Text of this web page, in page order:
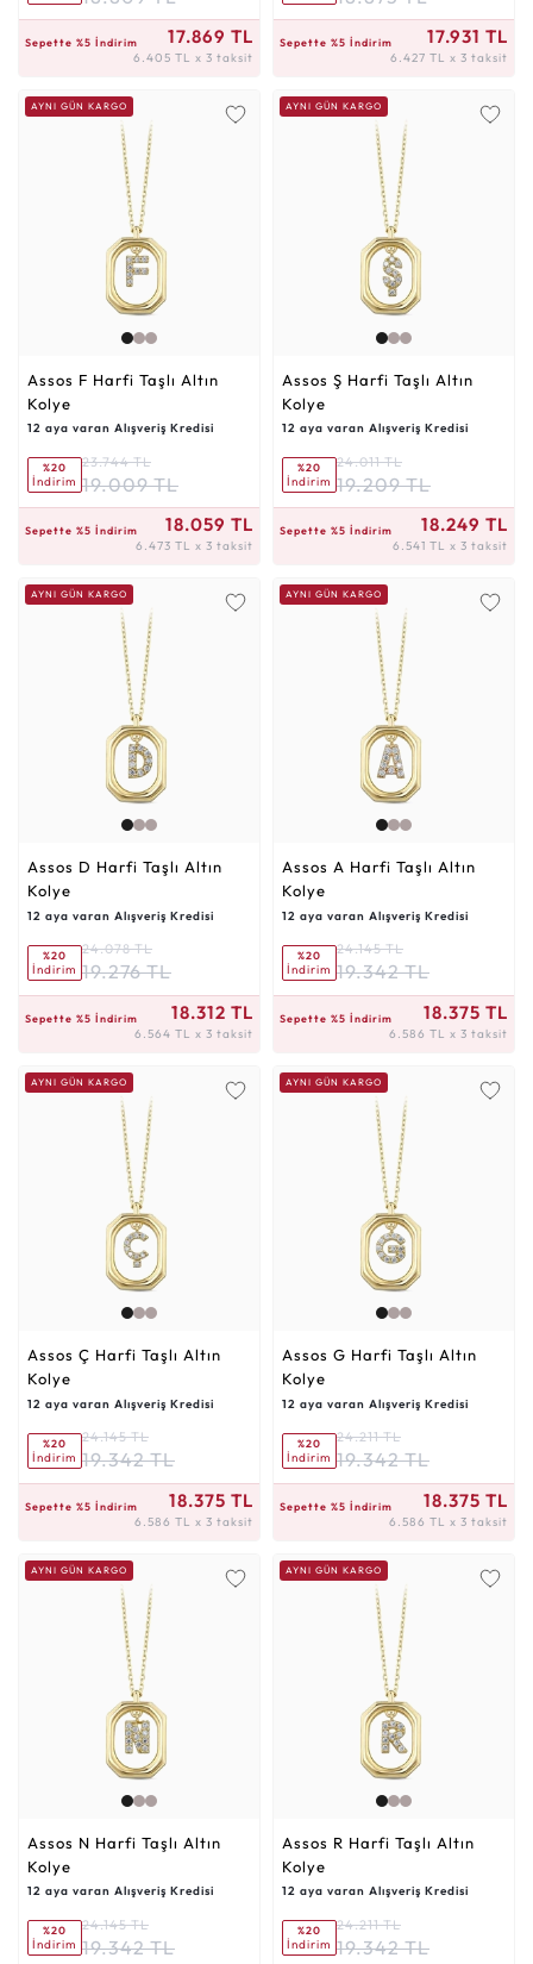
Sepette %5 İndirim 17.869 TL
6.405 TL x 3 taksit
Sepette %5 İndirim 17.931 TL
6.427 TL x 3 taksit
AYNI GÜN KARGO
Assos F Harfi Taşlı Altın
Kolye
12 aya varan Alışveriş Kredisi
%20
İndirim
23.744 TL
19.009 TL
Sepette %5 İndirim 18.059 TL
6.473 TL x 3 taksit
AYNI GÜN KARGO
Assos Ş Harfi Taşlı Altın
Kolye
12 aya varan Alışveriş Kredisi
%20
İndirim
24.011 TL
19.209 TL
Sepette %5 İndirim 18.249 TL
6.541 TL x 3 taksit
AYNI GÜN KARGO
Assos D Harfi Taşlı Altın
Kolye
12 aya varan Alışveriş Kredisi
%20
İndirim
24.078 TL
19.276 TL
Sepette %5 İndirim 18.312 TL
6.564 TL x 3 taksit
AYNI GÜN KARGO
Assos A Harfi Taşlı Altın
Kolye
12 aya varan Alışveriş Kredisi
%20
İndirim
24.145 TL
19.342 TL
Sepette %5 İndirim 18.375 TL
6.586 TL x 3 taksit
AYNI GÜN KARGO
Assos Ç Harfi Taşlı Altın
Kolye
12 aya varan Alışveriş Kredisi
%20
İndirim
24.145 TL
19.342 TL
Sepette %5 İndirim 18.375 TL
6.586 TL x 3 taksit
AYNI GÜN KARGO
Assos G Harfi Taşlı Altın
Kolye
12 aya varan Alışveriş Kredisi
%20
İndirim
24.211 TL
19.342 TL
Sepette %5 İndirim 18.375 TL
6.586 TL x 3 taksit
AYNI GÜN KARGO
Assos N Harfi Taşlı Altın
Kolye
12 aya varan Alışveriş Kredisi
%20
İndirim
24.145 TL
19.342 TL
AYNI GÜN KARGO
Assos R Harfi Taşlı Altın
Kolye
12 aya varan Alışveriş Kredisi
%20
İndirim
24.211 TL
19.342 TL